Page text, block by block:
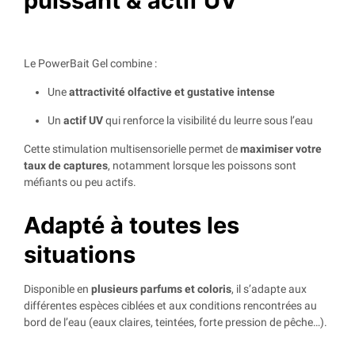
Le PowerBait Gel combine :
Uneattractivité olfactive et gustative intense
Un actif UVqui renforce la visibilité du leurre sous l’eau
Cette stimulation multisensorielle permet demaximiser votre
taux de captures, notamment lorsque les poissons sont
méfiants ou peu actifs.
Adapté à toutes les
situations
Disponible en plusieurs parfums et coloris, il s’adapte aux
différentes espèces ciblées et aux conditions rencontrées au
bord de l’eau (eaux claires, teintées, forte pression de pêche…).